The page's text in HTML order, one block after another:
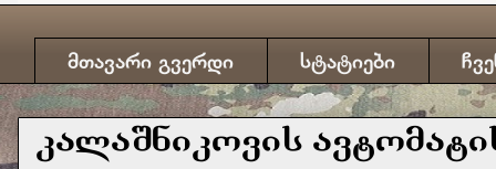
მთავარი გვერდი სტატიები
კალაშნიკოვის